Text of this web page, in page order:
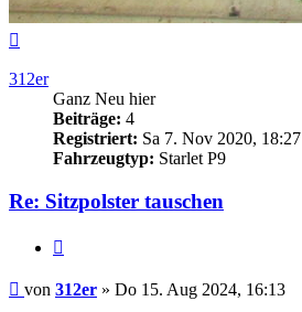
312er
Ganz Neu hier
Beiträge: 4
Registriert: Sa 7. Nov 2020, 18:27
Fahrzeugtyp: Starlet P9
Re: Sitzpolster tauschen
Beitrag
von 312er » Do 15. Aug 2024, 16:13